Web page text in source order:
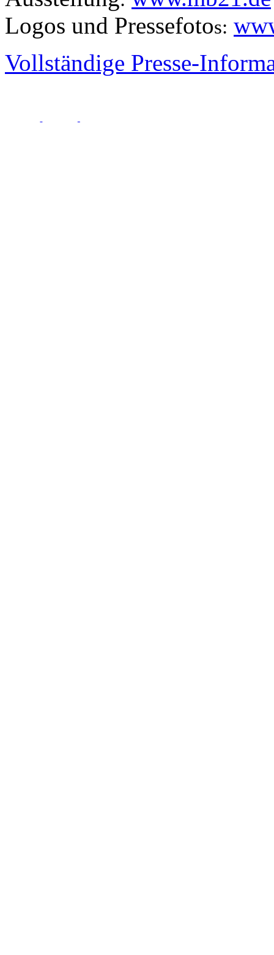
Logos und Pressefotos:
Vollständige Presse-